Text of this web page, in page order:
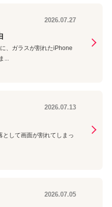
2026.07.27
、ガラスが割れたiPhone
...
2026.07.13
して画面が割れてしまっ
2026.07.05